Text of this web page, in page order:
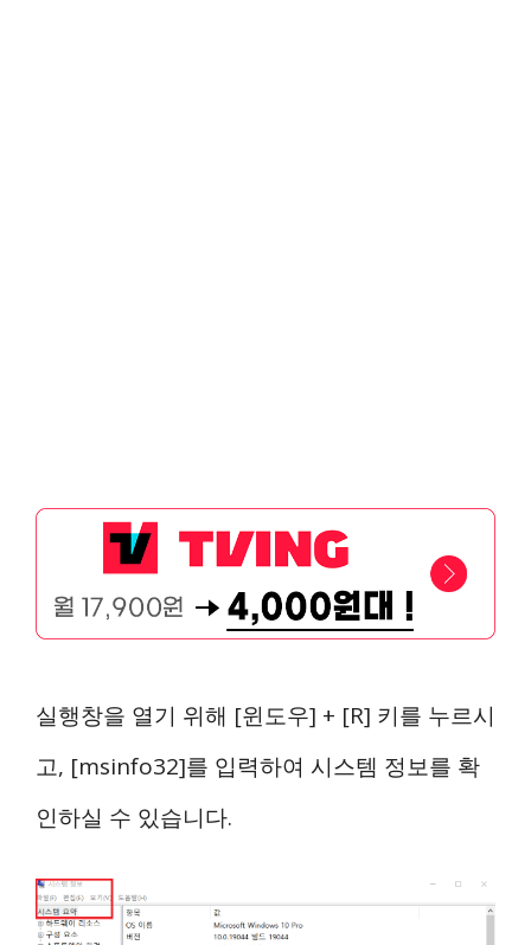
실행창을 열기 위해 [윈도우] + [R] 키를 누르시
고, [msinfo32]를 입력하여 시스템 정보를 확
인하실 수 있습니다.